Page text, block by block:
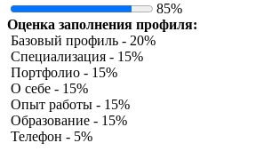
85%
Оценка заполнения профиля:
Базовый профиль - 20%
Специализация - 15%
Портфолио - 15%
О себе - 15%
Опыт работы - 15%
Образование - 15%
Телефон - 5%